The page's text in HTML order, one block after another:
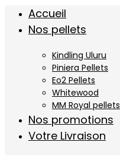
Accueil
Nos pellets
Kindling Uluru
Piniera Pellets
Eo2 Pellets
Whitewood
MM Royal pellets
Nos promotions
Votre Livraison